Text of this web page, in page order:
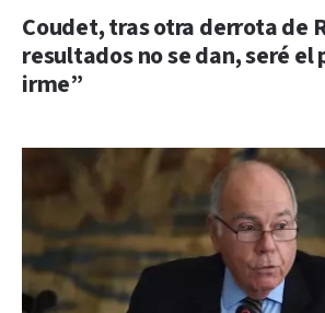
Coudet, tras otra derrota de
resultados no se dan, seré el
irme”